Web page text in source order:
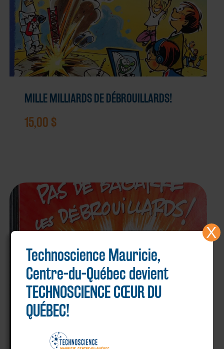
MILLE MILLIARDS DE DÉBROUILLARDS!
15,00 $
Technoscience Mauricie,
Centre-du-Québec devient
TECHNOSCIENCE CŒUR DU
QUÉBEC!
X